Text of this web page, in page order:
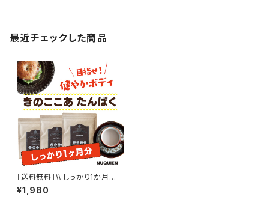
最近チェックした商品
［送料無料］\\ しっかり1か月分
// きのここあ 50g × 3袋
¥1,980